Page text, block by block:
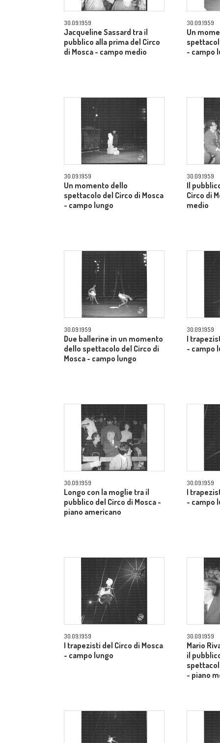
30.09.1959
Jacqueline Sassard tra il
pubblico alla prima del Circo
di Mosca - campo medio
30.09.1959
Un
- campo
30.09.1959
Un momento dello
spettacolo del Circo di Mosca
- campo lungo
30.09.1959
Il
Circo di
medio
30.09.1959
Due ballerine in un momento
dello spettacolo del Circo di
Mosca - campo lungo
30.09.1959
I
- campo
30.09.1959
Longo con la moglie tra il
pubblico del Circo di Mosca -
piano americano
30.09.1959
I
- campo
30.09.1959
I trapezisti del Circo di Mosca
- campo lungo
30.09.1959
Mario
il
- piano